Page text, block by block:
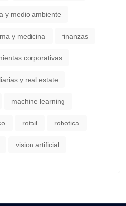
y medio ambiente
y medicina finanzas
corporativas
y real estate
machine learning
retail robotica
vision artificial